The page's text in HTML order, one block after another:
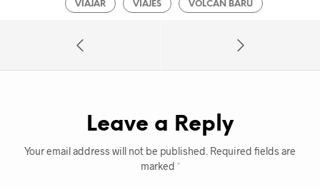
VIAJAR VIAJES VOLCÁN BARÚ
Leave a Reply
Your email address will not be published. Required fields are
marked *